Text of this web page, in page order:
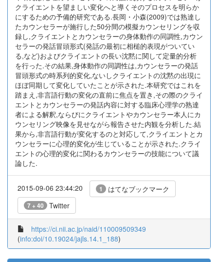
クライエントを望ましい変化へと導くそのプロセスを明らか
にするための予備的研究である.長岡・小森(2009)では熟達し
たカウンセラーが施行した50分間の模擬カウンセリングを収
録し,クライエントとカウンセラーの身体動作の同調性,カウン
セラーの発話冒頭形式(発話の最初に相槌的表現がついてい
る,など)およびクライエントの長い沈黙に関して定量的分析
を行った.その結果,身体動作の同調性は,カウンセラーの発話
冒頭形式の時系列的変化,ないしクライエントの沈黙の出現に
ほぼ同期して変化していたことが示された.本研究ではこれを
踏まえ,非言語行動の変化の直前に焦点を置き,その際のクライ
エントとカウンセラーの発話内容に対する臨床心理学の熟達
者による解釈,ならびにクライエントやカウンセラー本人にカ
ウンセリング映像を見せながら報告させた内観を分析した.結
果から,非言語行動が変化するのと対応して,クライエントとカ
ウンセラーに心理的変化が生じていることが示された.クライ
エントの心理的変化に関わるカウンセラーの技能について議
論した.
2015-09-06 23:44:20 1 はてなブックマーク
7 + 40 Twitter
https://ci.nii.ac.jp/naid/110009509349
(info:doi/10.19024/jajls.14.1_188)